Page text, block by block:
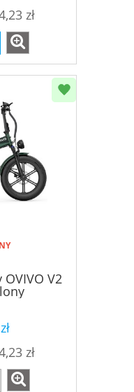
zł
V2
zł